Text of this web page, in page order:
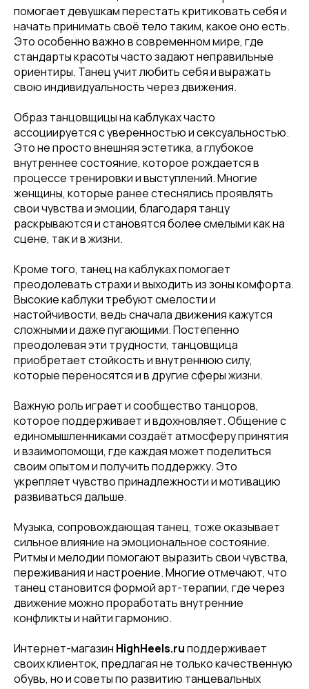
помогает девушкам перестать критиковать себя и
начать принимать своё тело таким, какое оно есть.
Это особенно важно в современном мире, где
стандарты красоты часто задают неправильные
ориентиры. Танец учит любить себя и выражать
свою индивидуальность через движения.
Образ танцовщицы на каблуках часто
ассоциируется с уверенностью и сексуальностью.
Это не просто внешняя эстетика, а глубокое
внутреннее состояние, которое рождается в
процессе тренировки и выступлений. Многие
женщины, которые ранее стеснялись проявлять
свои чувства и эмоции, благодаря танцу
раскрываются и становятся более смелыми как на
сцене, так и в жизни.
Кроме того, танец на каблуках помогает
преодолевать страхи и выходить из зоны комфорта.
Высокие каблуки требуют смелости и
настойчивости, ведь сначала движения кажутся
сложными и даже пугающими. Постепенно
преодолевая эти трудности, танцовщица
приобретает стойкость и внутреннюю силу,
которые переносятся и в другие сферы жизни.
Важную роль играет и сообщество танцоров,
которое поддерживает и вдохновляет. Общение с
единомышленниками создаёт атмосферу принятия
и взаимопомощи, где каждая может поделиться
своим опытом и получить поддержку. Это
укрепляет чувство принадлежности и мотивацию
развиваться дальше.
Музыка, сопровождающая танец, тоже оказывает
сильное влияние на эмоциональное состояние.
Ритмы и мелодии помогают выразить свои чувства,
переживания и настроение. Многие отмечают, что
танец становится формой арт-терапии, где через
движение можно проработать внутренние
конфликты и найти гармонию.
Интернет-магазин HighHeels.ruподдерживает
своих клиенток, предлагая не только качественную
обувь, но и советы по развитию танцевальных